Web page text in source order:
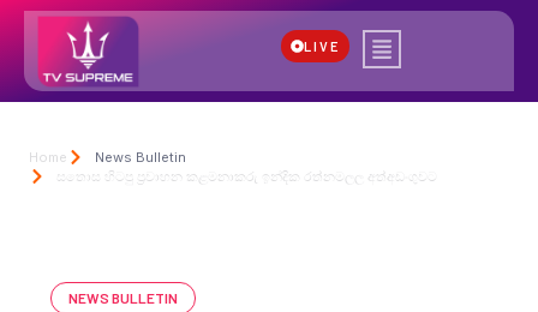
LIVE
Home
News Bulletin
සතොස හිටපු ප්‍රවාහන කළමනාකරු ඉන්දික රත්නමලල අත්අඩංගුවට
NEWS BULLETIN